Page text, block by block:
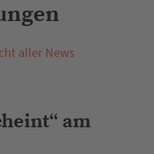
aller News
am